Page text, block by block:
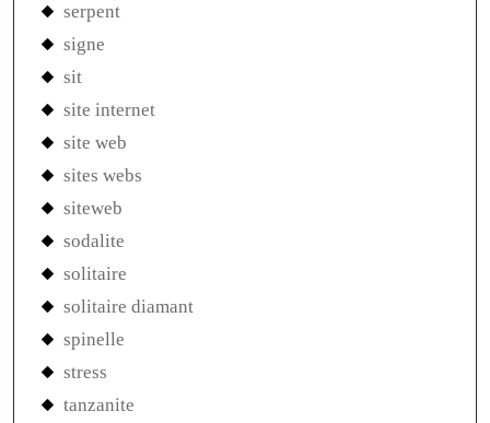
serpent
signe
sit
site internet
site web
sites webs
siteweb
sodalite
solitaire
solitaire diamant
spinelle
stress
tanzanite